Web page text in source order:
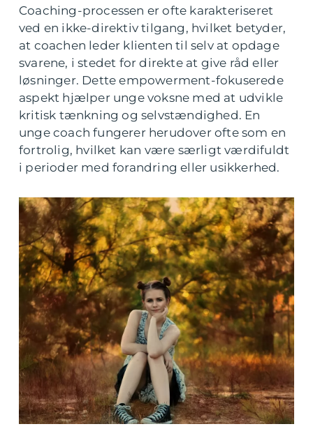
Coaching-processen er ofte karakteriseret
ved en ikke-direktiv tilgang, hvilket betyder,
at coachen leder klienten til selv at opdage
svarene, i stedet for direkte at give råd eller
løsninger. Dette empowerment-fokuserede
aspekt hjælper unge voksne med at udvikle
kritisk tænkning og selvstændighed. En
unge coach fungerer herudover ofte som en
fortrolig, hvilket kan være særligt værdifuldt
i perioder med forandring eller usikkerhed.